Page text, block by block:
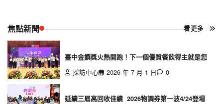
焦點新聞 看更多
臺中金饌獎火熱開跑！下一個優質餐飲得主就是您
採訪中心
2026 年 7 月 1 日 0
延續三屆高回收佳績 2026物調券第一波4/24登場